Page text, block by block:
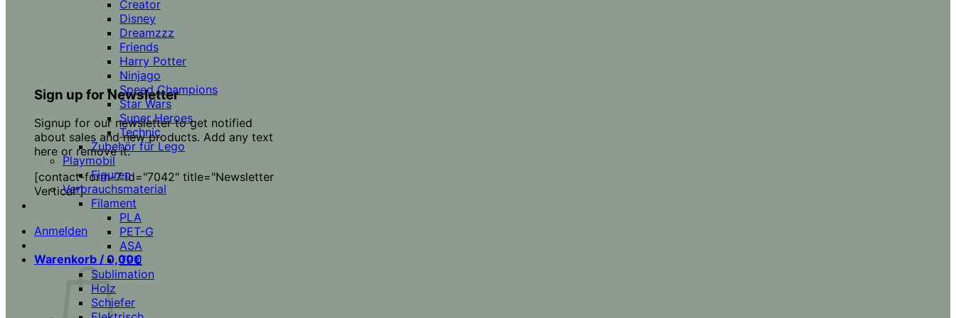
Sign up for Newsletter
Signup for our newsletter to get notified
about sales and new products. Add any text
here or remove it.
[contact-form-7 id="7042" title="Newsletter
Vertical"]
Anmelden
Warenkorb / 0,00€
Creator
Disney
Dreamzzz
Friends
Harry Potter
Ninjago
Speed Champions
Star Wars
Super Heroes
Technic
Zubehör für Lego
Playmobil
Figuren
Verbrauchsmaterial
Filament
PLA
PET-G
ASA
TPU
Sublimation
Holz
Schiefer